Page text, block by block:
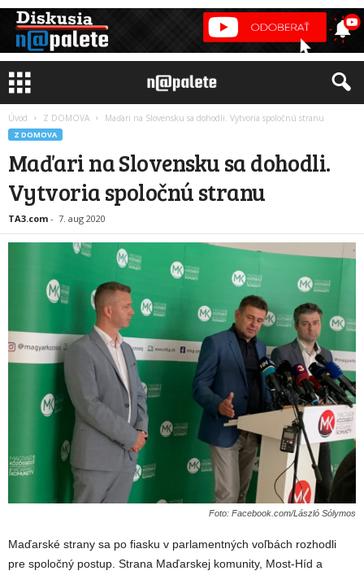
Úvod Z DOMOVA Maďari na Slovensku sa dohodli. Vytvoria spoločnú stranu
Z DOMOVA
Maďari na Slovensku sa dohodli.
Vytvoria spoločnú stranu
TA3.com - 7. aug 2020
Foto: Facebook.com/László Sólymos
Maďarské strany sa po fiasku v parlamentných voľbách rozhodli
pre spoločný postup. Strana Maďarskej komunity, Most-Híd a